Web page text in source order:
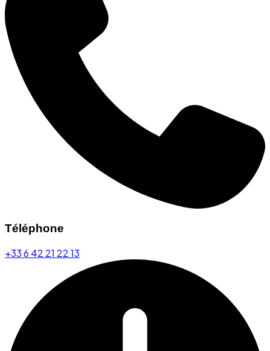
Téléphone
+33 6 42 21 22 13